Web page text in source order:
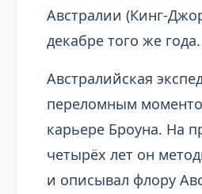
Австралии (Кинг-
декабре того же года.
Австралийская
переломным
карьере Броуна. На
четырёх лет он
и описывал флору